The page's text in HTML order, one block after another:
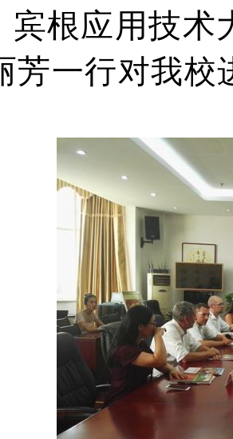
宾根应用技术
芳一行对我校